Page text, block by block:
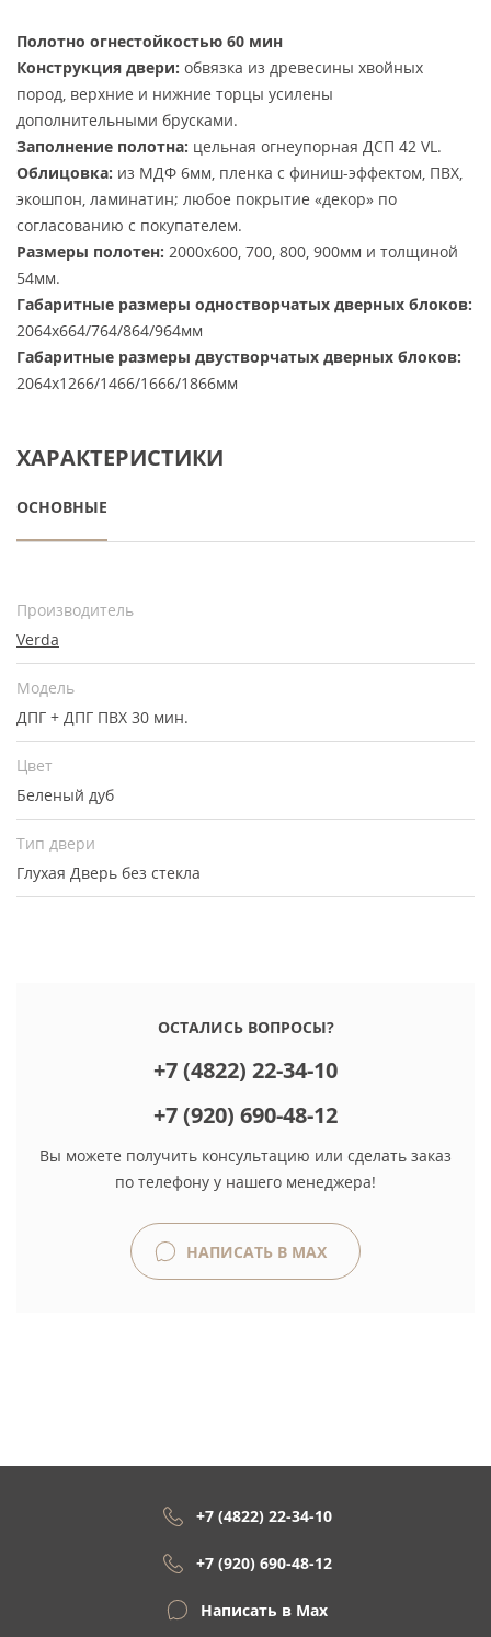
Полотно огнестойкостью 60 мин
Конструкция двери: обвязка из древесины хвойных
пород, верхние и нижние торцы усилены
дополнительными брусками.
Заполнение полотна: цельная огнеупорная ДСП 42 VL.
Облицовка: из МДФ 6мм, пленка с финиш-эффектом, ПВХ,
экошпон, ламинатин; любое покрытие «декор» по
согласованию с покупателем.
Размеры полотен: 2000х600, 700, 800, 900мм и толщиной
54мм.
Габаритные размеры одностворчатых дверных блоков:
2064х664/764/864/964мм
Габаритные размеры двустворчатых дверных блоков:
2064х1266/1466/1666/1866мм
ХАРАКТЕРИСТИКИ
ОСНОВНЫЕ
Производитель
Verda
Модель
ДПГ + ДПГ ПВХ 30 мин.
Цвет
Беленый дуб
Тип двери
Глухая Дверь без стекла
ОСТАЛИСЬ ВОПРОСЫ?
+7 (4822) 22-34-10
+7 (920) 690-48-12
Вы можете получить консультацию или сделать заказ
по телефону у нашего менеджера!
НАПИСАТЬ В MAX
+7 (4822) 22-34-10
+7 (920) 690-48-12
Написать в Max